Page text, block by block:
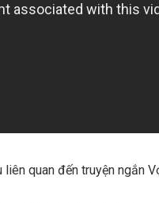
quan đến truyện ngắn